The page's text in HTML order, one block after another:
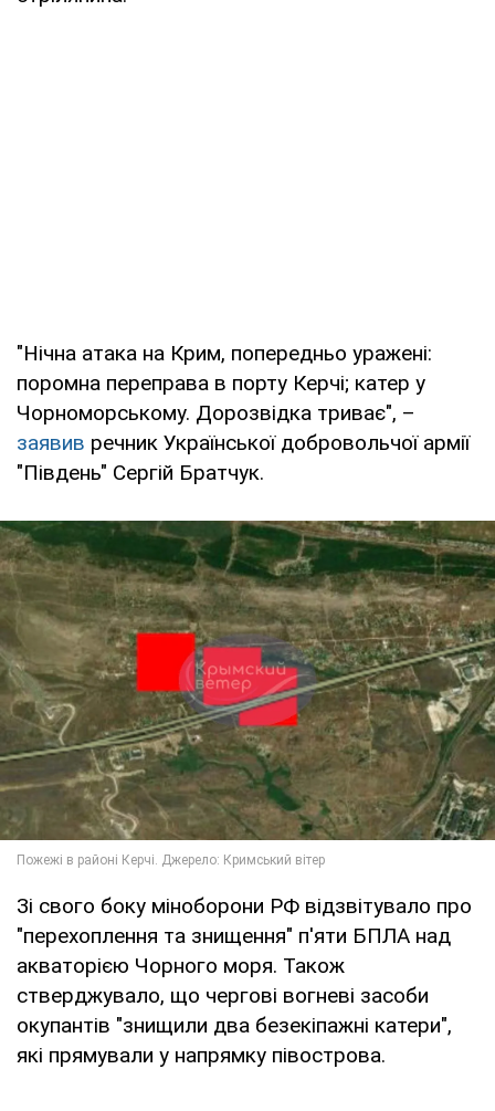
"Нічна атака на Крим, попередньо уражені:
поромна переправа в порту Керчі; катер у
Чорноморському. Дорозвідка триває", –
заявив речник Української добровольчої армії
"Південь" Сергій Братчук.
Зі свого боку міноборони РФ відзвітувало про
"перехоплення та знищення" п'яти БПЛА над
акваторією Чорного моря. Також
стверджувало, що чергові вогневі засоби
окупантів "знищили два безекіпажні катери",
які прямували у напрямку півострова.